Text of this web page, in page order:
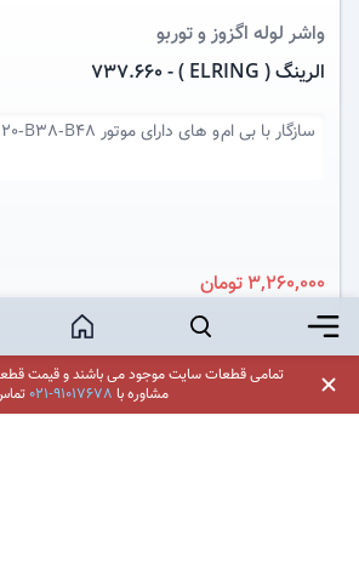
واشر لوله اگزوزو توربو
الرینگ ( ELRING ) - 737.660
سازگار با بی ام و های دارای موتور N20-B38-B48
3,260,000 تومان
برگر منو جستجو خانه
تمامی قطعات سایت موجود می باشند و قیمت
مشاوره با 021-91017678